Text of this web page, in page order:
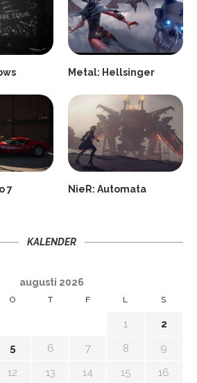
Metal: Hellsinger
7 NieR: Automata
KALENDER
augusti 2026
O T F L S
1
2
5 6 7 8
9
12 13 14 15
16